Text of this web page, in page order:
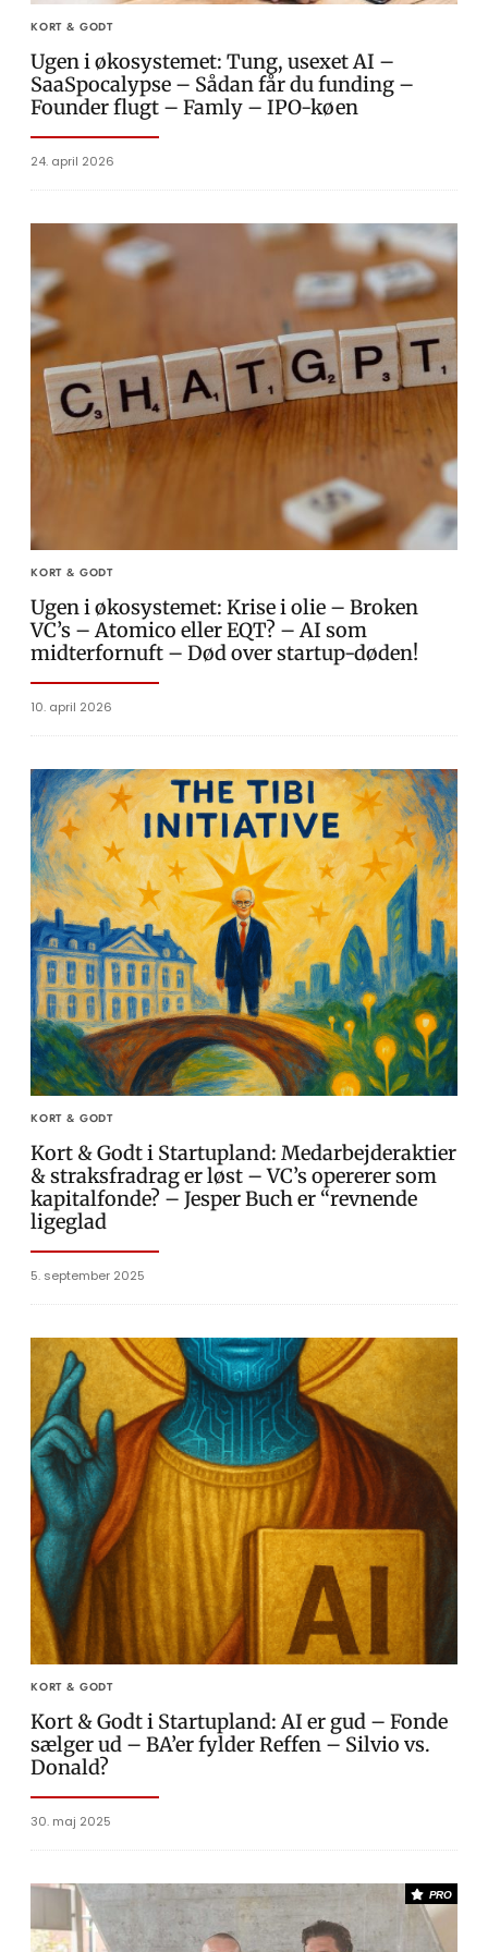
KORT & GODT
Ugen i økosystemet: Tung, usexet AI –
SaaSpocalypse – Sådan får du funding –
Founder flugt – Famly – IPO-køen
24. april 2026
KORT & GODT
Ugen i økosystemet: Krise i olie – Broken
VC’s – Atomico eller EQT? – AI som
midterfornuft – Død over startup-døden!
10. april 2026
KORT & GODT
Kort & Godt i Startupland: Medarbejderaktier
& straksfradrag er løst – VC’s opererer som
kapitalfonde? – Jesper Buch er “revnende
ligeglad
5. september 2025
KORT & GODT
Kort & Godt i Startupland: AI er gud – Fonde
sælger ud – BA’er fylder Reffen – Silvio vs.
Donald?
30. maj 2025
PRO